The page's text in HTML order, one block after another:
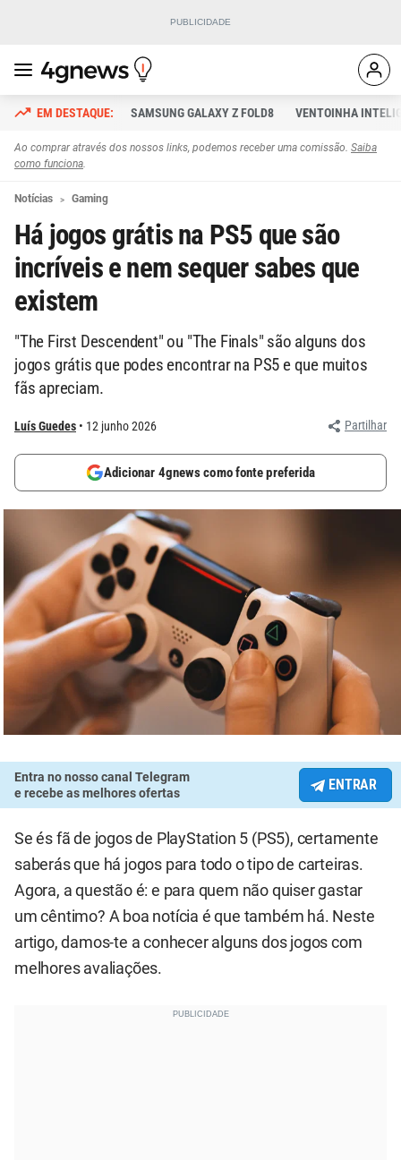
SAMSUNG GALAXY Z FOLD8 VENTOINHA
Ao comprar através dos nossos links, podemos receber uma comissão. Saiba
como funciona.
Notícias Gaming
Há jogos grátis na PS5 que são
incríveis e nem sequer sabes que
existem
"The First Descendent" ou "The Finals" são alguns dos
jogos grátis que podes encontrar na PS5 e que muitos
fãs apreciam.
Luís Guedes 12 junho 2026 Partilhar
Adicionar 4gnews como fonte preferida
Entra no nosso canal Telegram
e recebe as melhores ofertas
ENTRAR
Se és fã de jogos de PlayStation 5 (PS5), certamente
saberás que há jogos para todo o tipo de carteiras.
Agora, a questão é: e para quem não quiser gastar
um cêntimo? A boa notícia é que também há. Neste
artigo, damos-te a conhecer alguns dos jogos com
melhores avaliações.